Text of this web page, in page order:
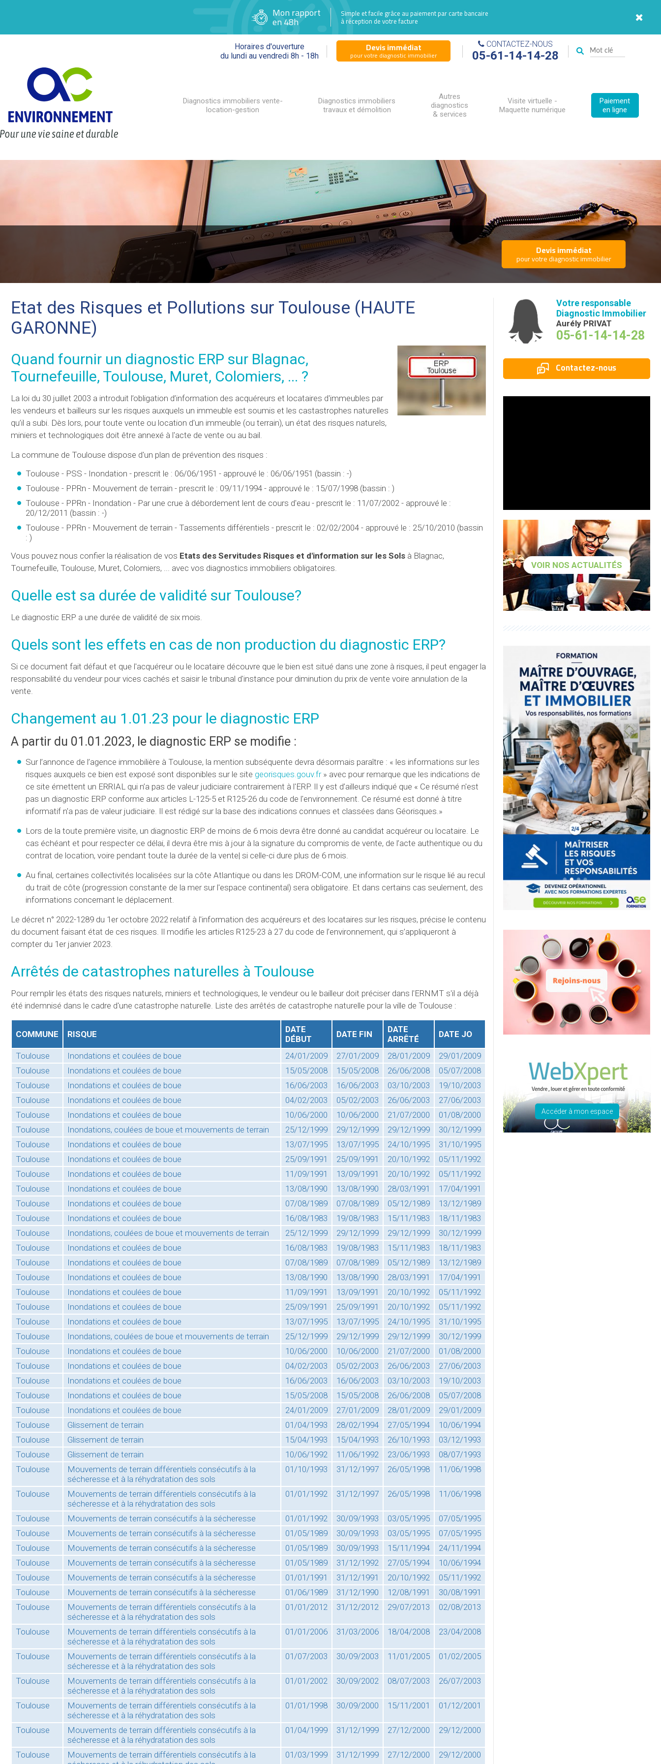
Mon rapport
en 48h
Simple et facile grâce au paiement par carte bancaire
à réception de votre facture
Horaires d'ouverture
du lundi au vendredi 8h - 18h
Devis immédiat
pour votre diagnostic immobilier
CONTACTEZ-NOUS
05-61-14-14-28
Diagnostics immobiliers vente-
location-gestion
Diagnostics immobiliers
travaux et démolition
Autres
diagnostics
& services
Visite virtuelle -
Maquette numérique
Paiement
en ligne
Devis immédiat
pour votre diagnostic immobilier
Etat des Risques et Pollutions sur Toulouse (HAUTE
GARONNE)
Quand fournir un diagnostic ERP sur Blagnac,
Tournefeuille, Toulouse, Muret, Colomiers, ... ?
La loi du 30 juillet 2003 a introduit l’obligation d’information des acquéreurs et locataires d'immeubles par
les vendeurs et bailleurs sur les risques auxquels un immeuble est soumis et les castastrophes naturelles
qu’il a subi. Dès lors, pour toute vente ou location d'un immeuble (ou terrain), un état des risques naturels,
miniers et technologiques doit être annexé à l'acte de vente ou au bail.
La commune de Toulouse dispose d'un plan de prévention des risques :
Toulouse - PSS - Inondation - prescrit le : 06/06/1951 - approuvé le : 06/06/1951 (bassin : -)
Toulouse - PPRn - Mouvement de terrain - prescrit le : 09/11/1994 - approuvé le : 15/07/1998 (bassin : )
Toulouse - PPRn - Inondation - Par une crue à débordement lent de cours d'eau - prescrit le : 11/07/2002 - approuvé le :
20/12/2011 (bassin : -)
Toulouse - PPRn - Mouvement de terrain - Tassements différentiels - prescrit le : 02/02/2004 - approuvé le : 25/10/2010 (bassin
: )
Vous pouvez nous confier la réalisation de vos Etats des Servitudes Risques et d'information sur les Sols à Blagnac,
Tournefeuille, Toulouse, Muret, Colomiers, ... avec vos diagnostics immobiliers obligatoires.
Quelle est sa durée de validité sur Toulouse?
Le diagnostic ERP a une durée de validité de six mois.
Quels sont les effets en cas de non production du diagnostic ERP?
Si ce document fait défaut et que l'acquéreur ou le locataire découvre que le bien est situé dans une zone à risques, il peut engager la
responsabilité du vendeur pour vices cachés et saisir le tribunal d'instance pour diminution du prix de vente voire annulation de la
vente.
Changement au 1.01.23 pour le diagnostic ERP
A partir du 01.01.2023, le diagnostic ERP se modifie :
Sur l’annonce de l’agence immobilière à Toulouse, la mention subséquente devra désormais paraître : « les informations sur les
risques auxquels ce bien est exposé sont disponibles sur le site georisques.gouv.fr» avec pour remarque que les indications de
ce site émettent un ERRIAL qui n’a pas de valeur judiciaire contrairement à l'ERP. Il y est d’ailleurs indiqué que « Ce résumé n'est
pas un diagnostic ERP conforme aux articles L-125-5 et R125-26 du code de l'environnement. Ce résumé est donné à titre
informatif n'a pas de valeur judiciaire. Il est rédigé sur la base des indications connues et classées dans Géorisques.»
Lors de la toute première visite, un diagnostic ERP de moins de 6 mois devra être donné au candidat acquéreur ou locataire. Le
cas échéant et pour respecter ce délai, il devra être mis à jour à la signature du compromis de vente, de l’acte authentique ou du
contrat de location, voire pendant toute la durée de la vente| si celle-ci dure plus de 6 mois.
Au final, certaines collectivités localisées sur la côte Atlantique ou dans les DROM-COM, une information sur le risque lié au recul
du trait de côte (progression constante de la mer sur l'espace continental) sera obligatoire. Et dans certains cas seulement, des
informations concernant le déplacement.
Le décret n° 2022-1289 du 1er octobre 2022 relatif à l'information des acquéreurs et des locataires sur les risques, précise le contenu
du document faisant état de ces risques. Il modifie les articles R125-23 à 27 du code de l’environnement, qui s’appliqueront à
compter du 1er janvier 2023.
Arrêtés de catastrophes naturelles à Toulouse
Pour remplir les états des risques naturels, miniers et technologiques, le vendeur ou le bailleur doit préciser dans l'ERNMT s'il a déjà
été indemnisé dans le cadre d'une catastrophe naturelle. Liste des arrêtés de catastrophe naturelle pour la ville de Toulouse :
COMMUNE RISQUE
DATE
DÉBUT
DATE FIN
DATE
ARRÊTÉ
DATE JO
Toulouse Inondations et coulées de boue 24/01/2009 27/01/2009 28/01/2009
29/01/2009
Toulouse
Inondations et coulées de boue 15/05/2008 15/05/2008 26/06/2008
05/07/2008
Toulouse
Inondations et coulées de boue 16/06/2003 16/06/2003 03/10/2003
19/10/2003
Toulouse
Inondations et coulées de boue 04/02/2003 05/02/2003 26/06/2003
27/06/2003
Toulouse
Inondations et coulées de boue 10/06/2000 10/06/2000 21/07/2000
01/08/2000
Toulouse
Inondations, coulées de boue et mouvements de terrain 25/12/1999 29/12/1999 29/12/1999
30/12/1999
Toulouse
Inondations et coulées de boue 13/07/1995 13/07/1995 24/10/1995
31/10/1995
Toulouse
Inondations et coulées de boue 25/09/1991 25/09/1991 20/10/1992
05/11/1992
Toulouse
Inondations et coulées de boue 11/09/1991 13/09/1991 20/10/1992
05/11/1992
Toulouse
Inondations et coulées de boue 13/08/1990 13/08/1990 28/03/1991
17/04/1991
Toulouse
Inondations et coulées de boue 07/08/1989 07/08/1989 05/12/1989
13/12/1989
Toulouse
Inondations et coulées de boue 16/08/1983 19/08/1983 15/11/1983
18/11/1983
Toulouse
Inondations, coulées de boue et mouvements de terrain 25/12/1999 29/12/1999 29/12/1999
30/12/1999
Toulouse
Inondations et coulées de boue 16/08/1983 19/08/1983 15/11/1983
18/11/1983
Toulouse
Inondations et coulées de boue 07/08/1989 07/08/1989 05/12/1989
13/12/1989
Toulouse
Inondations et coulées de boue 13/08/1990 13/08/1990 28/03/1991
17/04/1991
Toulouse
Inondations et coulées de boue 11/09/1991 13/09/1991 20/10/1992
05/11/1992
Toulouse
Inondations et coulées de boue 25/09/1991 25/09/1991 20/10/1992
05/11/1992
Toulouse
Inondations et coulées de boue 13/07/1995 13/07/1995 24/10/1995
31/10/1995
Toulouse
Inondations, coulées de boue et mouvements de terrain 25/12/1999 29/12/1999 29/12/1999
30/12/1999
Toulouse
Inondations et coulées de boue 10/06/2000 10/06/2000 21/07/2000
01/08/2000
Toulouse
Inondations et coulées de boue 04/02/2003 05/02/2003 26/06/2003
27/06/2003
Toulouse
Inondations et coulées de boue 16/06/2003 16/06/2003 03/10/2003
19/10/2003
Toulouse
Inondations et coulées de boue 15/05/2008 15/05/2008 26/06/2008
05/07/2008
Toulouse
Inondations et coulées de boue 24/01/2009 27/01/2009 28/01/2009
29/01/2009
Toulouse
Glissement de terrain 01/04/1993 28/02/1994 27/05/1994
10/06/1994
Toulouse
Glissement de terrain 15/04/1993 15/04/1993 26/10/1993
03/12/1993
Toulouse
Glissement de terrain 10/06/1992 11/06/1992 23/06/1993
08/07/1993
Toulouse
Mouvements de terrain différentiels consécutifs à la
sécheresse et à la réhydratation des sols
01/10/1993 31/12/1997 26/05/1998 11/06/1998
Toulouse
Mouvements de terrain différentiels consécutifs à la
sécheresse et à la réhydratation des sols
01/01/1992 31/12/1997 26/05/1998 11/06/1998
Toulouse Mouvements de terrain consécutifs à la sécheresse 01/01/1992 30/09/1993 03/05/1995
07/05/1995
Toulouse
Mouvements de terrain consécutifs à la sécheresse 01/05/1989 30/09/1993 03/05/1995
07/05/1995
Toulouse
Mouvements de terrain consécutifs à la sécheresse 01/05/1989 30/09/1993 15/11/1994
24/11/1994
Toulouse
Mouvements de terrain consécutifs à la sécheresse 01/05/1989 31/12/1992 27/05/1994
10/06/1994
Toulouse
Mouvements de terrain consécutifs à la sécheresse 01/01/1991 31/12/1991 20/10/1992
05/11/1992
Toulouse
Mouvements de terrain consécutifs à la sécheresse 01/06/1989 31/12/1990 12/08/1991
30/08/1991
Toulouse
Mouvements de terrain différentiels consécutifs à la
sécheresse et à la réhydratation des sols
01/01/2012 31/12/2012 29/07/2013 02/08/2013
Toulouse
Mouvements de terrain différentiels consécutifs à la
sécheresse et à la réhydratation des sols
01/01/2006 31/03/2006 18/04/2008 23/04/2008
Toulouse
Mouvements de terrain différentiels consécutifs à la
sécheresse et à la réhydratation des sols
01/07/2003 30/09/2003 11/01/2005 01/02/2005
Toulouse
Mouvements de terrain différentiels consécutifs à la
sécheresse et à la réhydratation des sols
01/01/2002 30/09/2002 08/07/2003 26/07/2003
Toulouse
Mouvements de terrain différentiels consécutifs à la
sécheresse et à la réhydratation des sols
01/01/1998 30/09/2000 15/11/2001 01/12/2001
Toulouse
Mouvements de terrain différentiels consécutifs à la
sécheresse et à la réhydratation des sols
01/04/1999 31/12/1999 27/12/2000 29/12/2000
Toulouse
Mouvements de terrain différentiels consécutifs à la
01/03/1999 31/12/1999 27/12/2000 29/12/2000
Votre responsable
Diagnostic Immobilier
Aurély PRIVAT
05-61-14-14-28
Contactez-nous
VOIR NOS ACTUALITÉS
Accéder à mon espace